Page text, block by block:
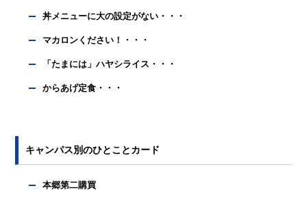
丼メニューに大の設定がない・・・
マカロンください！・・・
「たまには」ハヤシライス・・・
からあげ定食・・・
キャンパス別のひとことカード
本郷第二購買